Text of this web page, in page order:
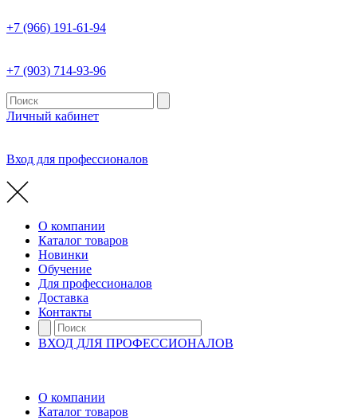
+7 (966) 191-61-94
+7 (903) 714-93-96
Личный кабинет
Вход для профессионалов
О компании
Каталог товаров
Новинки
Обучение
Для профессионалов
Доставка
Контакты
ВХОД ДЛЯ ПРОФЕССИОНАЛОВ
О компании
Каталог товаров